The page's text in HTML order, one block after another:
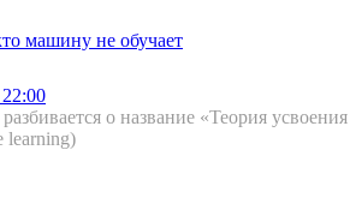
машину не обучает
о название «Теория
learning)